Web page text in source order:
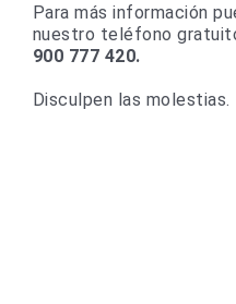
Para más información
nuestro teléfono
900 777 420.
Disculpen las molestias.